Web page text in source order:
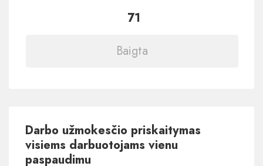
71
Baigta
Darbo užmokesčio priskaitymas
visiems darbuotojams vienu
paspaudimu